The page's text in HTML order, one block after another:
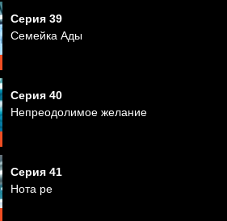
Серия 39
Семейка Ады
Серия 40
Непреодолимое желание
Серия 41
Нота ре